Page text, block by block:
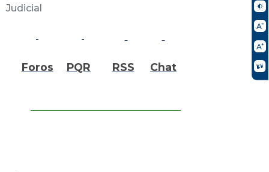
Judicial
Foros PQR RSS Chat